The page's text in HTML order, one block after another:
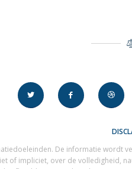
De informatie wordt
of impliciet, over de